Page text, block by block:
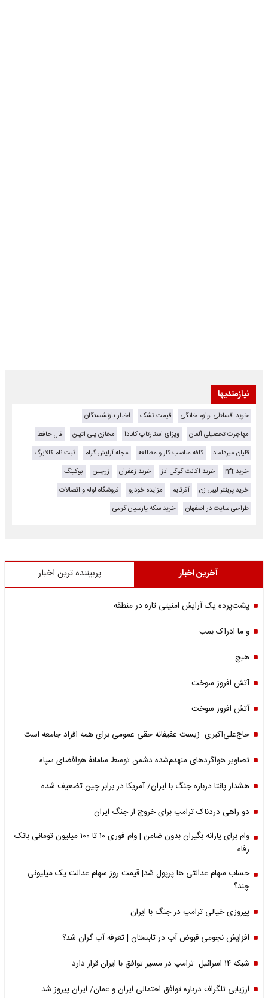
نیازمندیها
خرید اقساطی لوازم خانگی قیمت تشک
اخبار بازنشستگان
مهاجرت تحصیلی آلمان
ویزای استارتاپ کانادا مخازن پلی اتیلن
فال حافظ
قلیان میرداماد
کافه مناسب کار و مطالعه مجله آرایش گرام
ثبت نام کالابرگ
خرید nft
خرید اکانت گوگل ادز خرید زعفران زرچین
بوکینگ
خرید پرینتر لیبل زن
آفرتایم مزایده خودرو
فروشگاه لوله و اتصالات
طراحی سایت در اصفهان
خرید سکه پارسیان گرمی
آخرین اخبار پربیننده ترین اخبار
پشت‌پرده یک آرایش امنیتی تازه در منطقه
و ما ادراک بمب
هیچ
آتش افروز سوخت
آتش افروز سوخت
حاج‌علی‌اکبری: زیست عفیفانه حقی عمومی برای همه افراد جامعه است
تصاویر هواگردهای منهدم‌شده دشمن توسط سامانۀ هوافضای سپاه
هشدار پانتا درباره جنگ با ایران/ آمریکا در برابر چین تضعیف شده
دو راهی دردناک ترامپ برای خروج از جنگ ایران
وام برای یارانه بگیران بدون ضامن | وام فوری ۱۰ تا ۱۰۰ میلیون تومانی بانک
رفاه
حساب سهام عدالتی ها پرپول شد| قیمت روز سهام عدالت یک میلیونی
چند؟
پیروزی خیالی ترامپ در جنگ با ایران
افزایش نجومی قبوض آب در تابستان | تعرفه آب گران شد؟
شبکه ۱۴ اسرائیل: ترامپ در مسیر توافق با ایران قرار دارد
ارزیابی تلگراف درباره توافق احتمالی ایران و عمان/ ایران پیروز شد